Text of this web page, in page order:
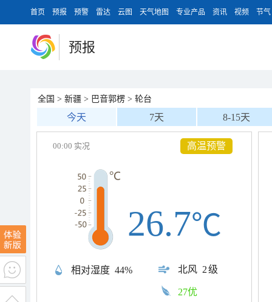
首页 预报 预警 雷达 云图 天气地图 专业产品 资讯 视频 节气
预报
全国 > 新疆 > 巴音郭楞 > 轮台
今天 7天 8-15天
00:00 实况
相对湿度 44% 北风 2级
26.7℃
27优
高温预警